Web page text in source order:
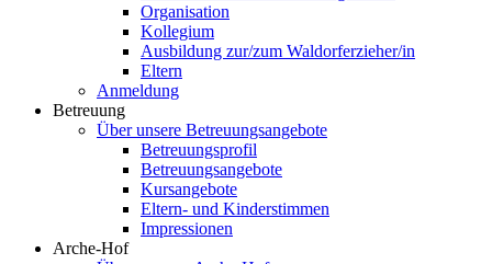
Organisation
Kollegium
Ausbildung zur/zum Waldorferzieher/in
Eltern
Anmeldung
Betreuung
Über unsere Betreuungsangebote
Betreuungsprofil
Betreuungsangebote
Kursangebote
Eltern- und Kinderstimmen
Impressionen
Arche-Hof